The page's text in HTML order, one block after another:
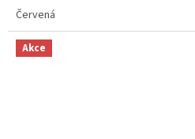
Červená
Akce